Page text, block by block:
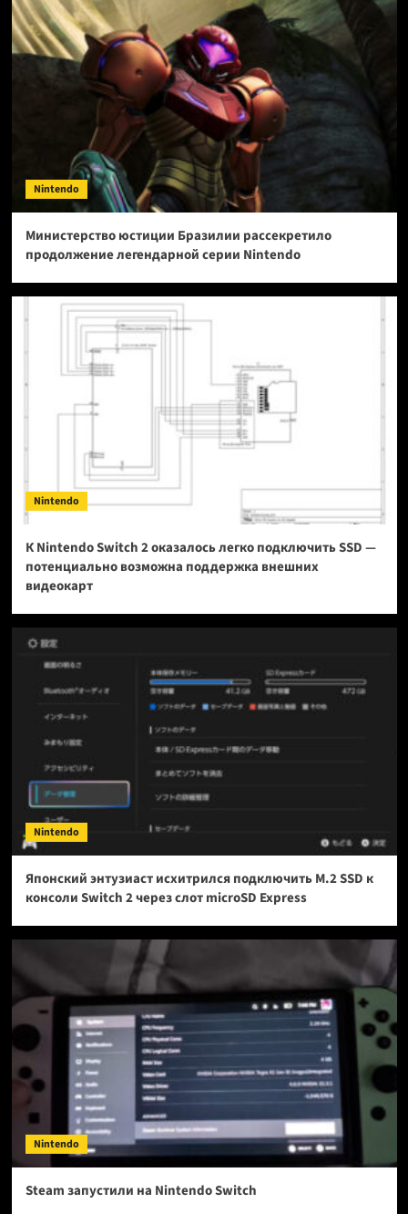
Nintendo
Министерство юстиции Бразилии рассекретило
продолжение легендарной серии Nintendo
Nintendo
К Nintendo Switch 2 оказалось легко подключить SSD —
потенциально возможна поддержка внешних
видеокарт
Nintendo
Японский энтузиаст исхитрился подключить M.2 SSD к
консоли Switch 2 через слот microSD Express
Nintendo
Steam запустили на Nintendo Switch